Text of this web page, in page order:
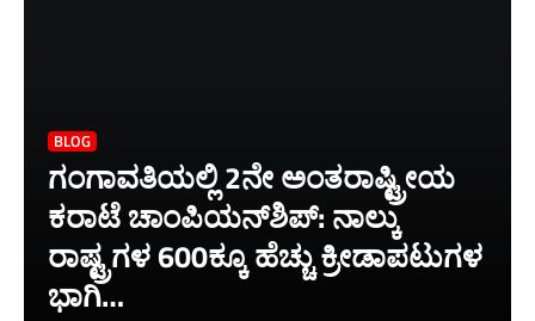
BLOG
ಗಂಗಾವತಿಯಲ್ಲಿ 2ನೇ ಅಂತರಾಷ್ಟ್ರೀಯ
ಕರಾಟೆ ಚಾಂಪಿಯನ್‌ಶಿಪ್: ನಾಲ್ಕು
ರಾಷ್ಟ್ರಗಳ 600ಕ್ಕೂ ಹೆಚ್ಚು ಕ್ರೀಡಾಪಟುಗಳ
ಭಾಗಿ…